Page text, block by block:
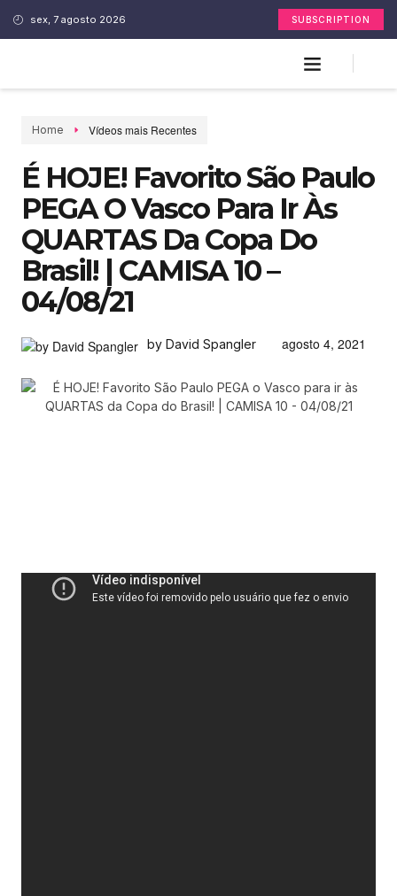
sex, 7 agosto 2026 SUBSCRIPTION
Home Vídeos mais Recentes
É HOJE! Favorito São Paulo
PEGA O Vasco Para Ir Às
QUARTAS Da Copa Do
Brasil! | CAMISA 10 –
04/08/21
by David Spangler agosto 4, 2021